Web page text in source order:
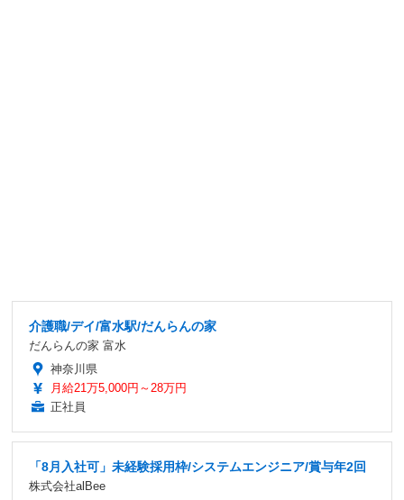
介護職/デイ/富水駅/だんらんの家
だんらんの家 富水
神奈川県
月給21万5,000円～28万円
正社員
「8月入社可」未経験採用枠/システムエンジニア/賞与年2回
株式会社alBee